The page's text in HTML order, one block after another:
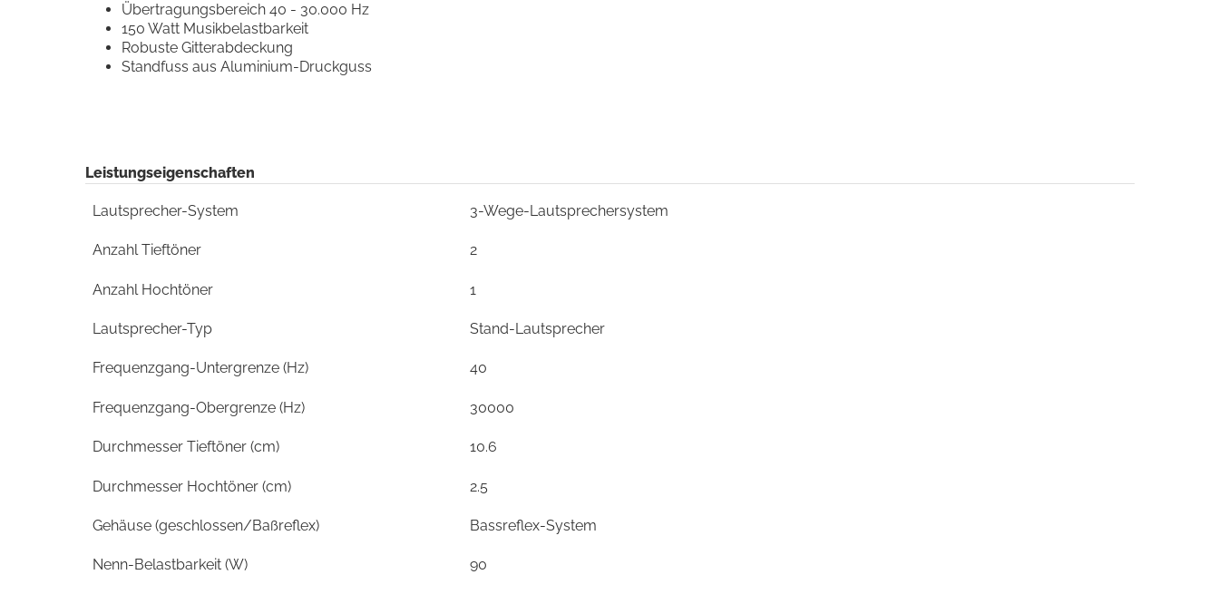
Übertragungsbereich 40 - 30.000 Hz
150 Watt Musikbelastbarkeit
Robuste Gitterabdeckung
Standfuss aus Aluminium-Druckguss
Leistungseigenschaften
Lautsprecher-System 3-Wege-Lautsprechersystem
Anzahl Tieftöner 2
Anzahl Hochtöner 1
Lautsprecher-Typ Stand-Lautsprecher
Frequenzgang-Untergrenze (Hz) 40
Frequenzgang-Obergrenze (Hz) 30000
Durchmesser Tieftöner (cm) 10.6
Durchmesser Hochtöner (cm) 2.5
Gehäuse (geschlossen/Baßreflex) Bassreflex-System
Nenn-Belastbarkeit (W) 90